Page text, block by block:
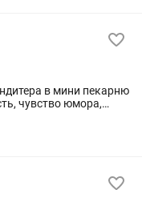
в мини пекарню
чувство юмора,
вам по душе